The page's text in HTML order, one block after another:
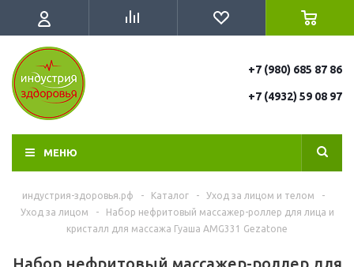
+7 (980) 685 87 86
+7 (4932) 59 08 97
МЕНЮ
индустрия-здоровья.рф - Каталог - Уход за лицом и телом
-
Уход за лицом
-
Набор нефритовый массажер-роллер для лица и
кристалл для массажа Гуаша AMG331 Gezatone